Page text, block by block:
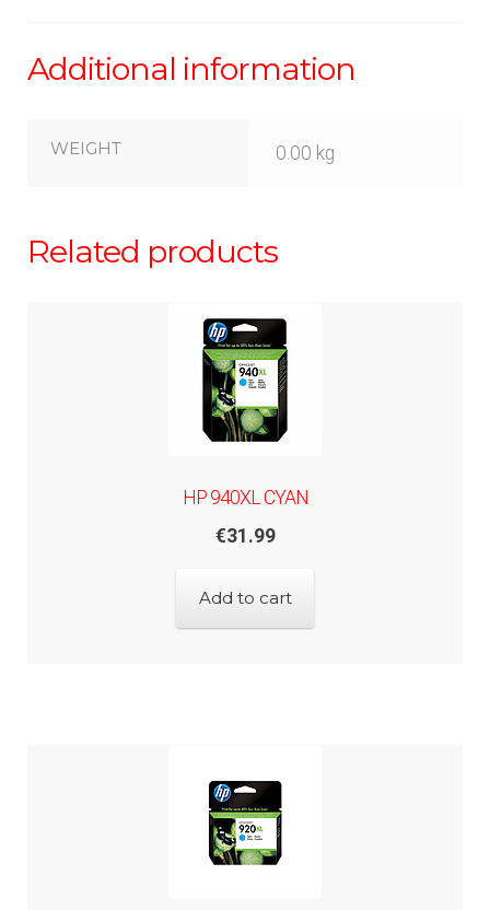
Additional information
WEIGHT 0.00 kg
Related products
HP 940XL CYAN
€31.99
Add to cart